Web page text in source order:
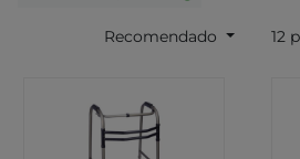
Recomendado 12